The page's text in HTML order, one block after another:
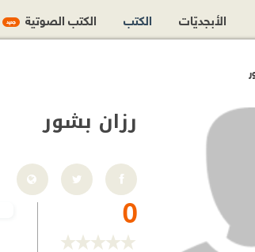
رزان بشور
0
الأبجديّات الكتب الكتب الصوتية جديد